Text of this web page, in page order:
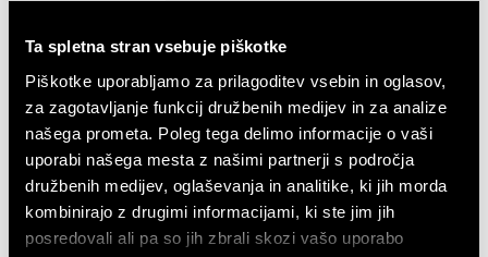
Ta spletna stran vsebuje piškotke
Piškotke uporabljamo za prilagoditev vsebin in oglasov,
za zagotavljanje funkcij družbenih medijev in za analize
našega prometa. Poleg tega delimo informacije o vaši
uporabi našega mesta z našimi partnerji s področja
družbenih medijev, oglaševanja in analitike, ki jih morda
kombinirajo z drugimi informacijami, ki ste jim jih
posredovali ali pa so jih zbrali skozi vašo uporabo